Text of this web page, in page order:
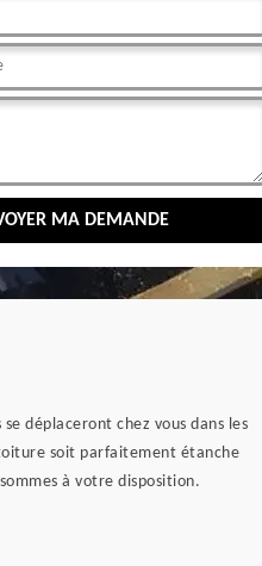
déplaceront chez vous dans les
soit parfaitement étanche
à votre disposition.